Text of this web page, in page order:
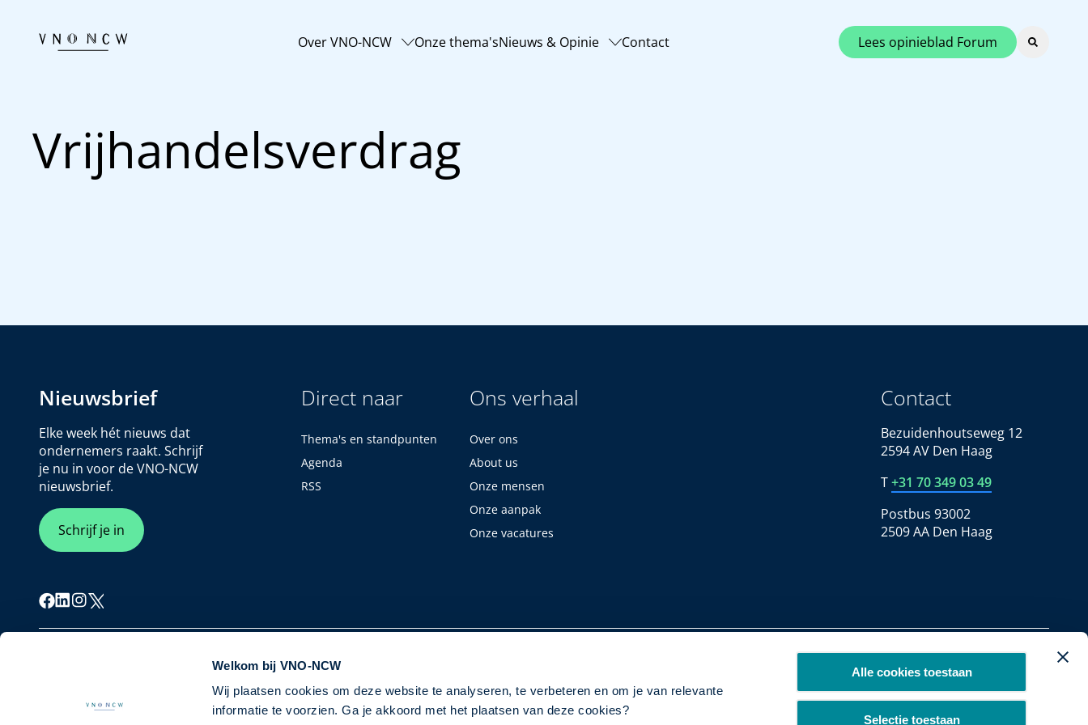
Welkom bij VNO-NCW
Wij plaatsen cookies om deze website te analyseren, te verbeteren en om je van relevante
informatie te voorzien. Ga je akkoord met het plaatsen van deze cookies?
Alle cookies toestaan
Selectie toestaan
Over VNO-NCW Onze thema'sNieuws & Opinie Contact Lees opinieblad Forum
Vrijhandelsverdrag
Nieuwsbrief
Elke week hét nieuws dat
ondernemers raakt. Schrijf
je nu in voor de VNO-NCW
nieuwsbrief.
Schrijf je in
Direct naar
Thema's en standpunten
Agenda
RSS
Ons verhaal
Over ons
About us
Onze mensen
Onze aanpak
Onze vacatures
Contact
Bezuidenhoutseweg 12
2594 AV Den Haag
T+31 70 349 03 49
Postbus 93002
2509 AA Den Haag
Privacybeleid Disclaimer Copyright 2026